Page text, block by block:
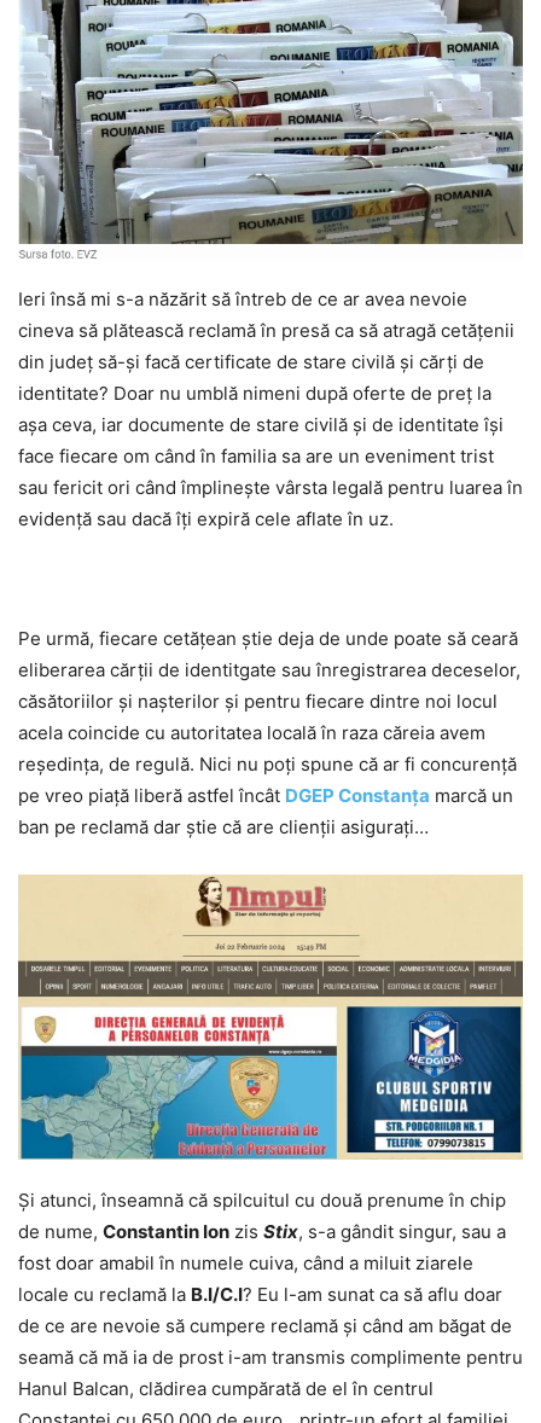
Ieri însă mi s-a năzărit să întreb de ce ar avea nevoie
cineva să plătească reclamă în presă ca să atragă cetățenii
din județ să-și facă certificate de stare civilă și cărți de
identitate? Doar nu umblă nimeni după oferte de preț la
așa ceva, iar documente de stare civilă și de identitate își
face fiecare om când în familia sa are un eveniment trist
sau fericit ori când împlinește vârsta legală pentru luarea în
evidență sau dacă îți expiră cele aflate în uz.
Pe urmă, fiecare cetățean știe deja de unde poate să ceară
eliberarea cărții de identitgate sau înregistrarea deceselor,
căsătoriilor și nașterilor și pentru fiecare dintre noi locul
acela coincide cu autoritatea locală în raza căreia avem
reședința, de regulă. Nici nu poți spune că ar fi concurență
pe vreo piață liberă astfel încât DGEP Constanța marcă un
ban pe reclamă dar știe că are clienții asigurați…
Și atunci, înseamnă că spilcuitul cu două prenume în chip
de nume, Constantin Ion zis Stix, s-a gândit singur, sau a
fost doar amabil în numele cuiva, când a miluit ziarele
locale cu reclamă la B.I/C.I? Eu l-am sunat ca să aflu doar
de ce are nevoie să cumpere reclamă și când am băgat de
seamă că mă ia de prost i-am transmis complimente pentru
Hanul Balcan, clădirea cumpărată de el în centrul